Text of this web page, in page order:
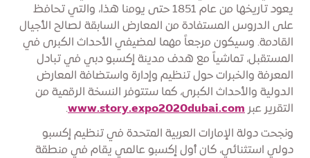
يعود تاريخها من عام 1851 حتى يومنا هذا، والتي تحافظ
على الدروس المستفادة من المعارض السابقة لصالح الأجيال
القادمة. وسيكون مرجعاً مهما لمضيفي الأحداث الكبرى في
المستقبل، تماشياً مع هدف مدينة إكسبو دبي في تبادل
المعرفة والخبرات حول تنظيم وإدارة واستضافة المعارض
الدولية والأحداث الكبرى، كما ستتوفر النسخة الرقمية من
التقرير عبر www.story.expo2020dubai.com
.
ونجحت دولة الإمارات العربية المتحدة في تنظيم إكسبو
دولي استثنائي، كان أول إكسبو عالمي يقام في منطقة